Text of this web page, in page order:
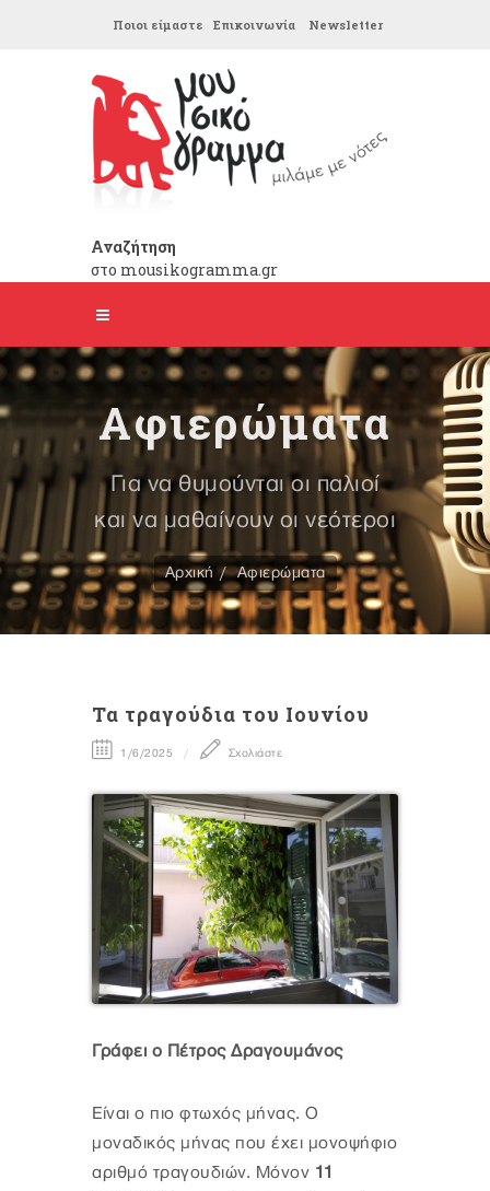
Ποιοι είμαστε Επικοινωνία Newsletter
Αναζήτηση
στο mousikogramma.gr
Αφιερώματα
Για να θυμούνται οι παλιοί
και να μαθαίνουν οι νεότεροι
Αρχική Αφιερώματα
Τα τραγούδια του Ιουνίου
1/6/2025 Σχολιάστε
Γράφει ο Πέτρος Δραγουμάνος
Είναι ο πιο φτωχός μήνας. Ο
μοναδικός μήνας που έχει μονοψήφιο
αριθμό τραγουδιών. Μόνον 11